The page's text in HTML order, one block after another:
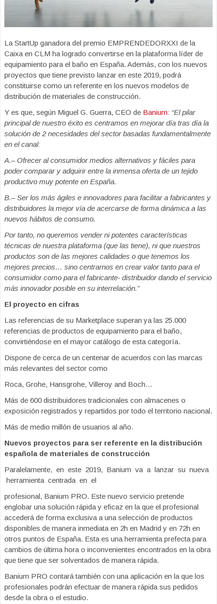
La StartUp ganadora del premio EMPRENDEDORXXI de la
Caixa en CLM ha logrado convertirse en la plataforma líder de
equipamiento para el baño en España. Además, con los nuevos
proyectos que tiene previsto lanzar en este 2019, podrá
constituirse como un referente en los nuevos modelos de
distribución de materiales de construcción.
Y es que, según Miguel G. Guerra, CEO de Banium: “El pilar
principal de nuestro éxito es centramos en mejorar día tras día la
solución de 2 necesidades del sector basadas fundamentalmente
en el canal:
A.– Ofrecer al consumidor medios alternativos y fáciles para
poder comparar y adquirir entre la inmensa oferta de un tejido
productivo muy potente en España.
B.– Ser los más ágiles e innovadores para facilitar a fabricantes y
distribuidores la mejor vía de acercarse de forma dinámica a las
nuevos hábitos de consumo.
Por tanto, no queremos vender ni potentes características
técnicas de nuestra plataforma (que las tiene), ni que nuestros
productos son de las mejores calidades o que tenemos los
mejores precios… sino centrarnos en crear valor tanto para el
consumidor como para el fabricante- distribuidor dando el servicio
más innovador posible en su interrelación.”
El proyecto en cifras
Las referencias de su Marketplace superan ya las 25.000
referencias de productos de equipamiento para el baño,
convirtiéndose en el mayor catálogo de esta categoría.
Dispone de cerca de un centenar de acuerdos con las marcas
más relevantes del sector como
Roca, Grohe, Hansgrohe, Villeroy and Boch…
Más de 600 distribuidores tradicionales con almacenes o
exposición registrados y repartidos por todo el territorio nacional.
Más de medio millón de usuarios al año.
Nuevos proyectos para ser referente en la distribución
española de materiales de construcción
Paralelamente, en este 2019, Banium va a lanzar su nueva
herramienta centrada en el
profesional, Banium PRO. Este nuevo servicio pretende
englobar una solución rápida y eficaz en la que el profesional
accederá de forma exclusiva a una selección de productos
disponibles de manera inmediata en 2h en Madrid y en 72h en
otros puntos de España. Esta es una herramienta prefecta para
cambios de última hora o inconvenientes encontrados en la obra
que tiene que ser solventados de manera rápida.
Banium PRO contará también con una aplicación en la que los
profesionales podrán efectuar de manera rápida sus pedidos
desde la obra o el estudio.